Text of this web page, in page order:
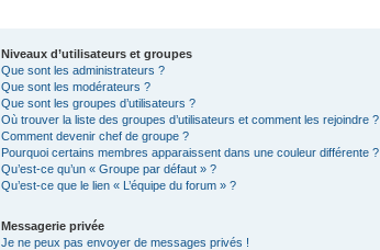
Niveaux d’utilisateurs et groupes
Que sont les administrateurs ?
Que sont les modérateurs ?
Que sont les groupes d’utilisateurs ?
Où trouver la liste des groupes d’utilisateurs et comment les rejoindre ?
Comment devenir chef de groupe ?
Pourquoi certains membres apparaissent dans une couleur différente ?
Qu’est-ce qu’un « Groupe par défaut » ?
Qu’est-ce que le lien « L’équipe du forum » ?
Messagerie privée
Je ne peux pas envoyer de messages privés !